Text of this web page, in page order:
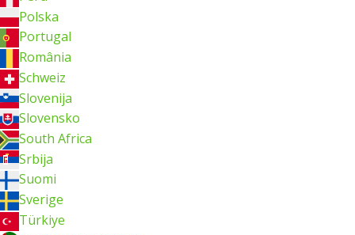
Polska
Portugal
România
Schweiz
Slovenija
Slovensko
South Africa
Srbija
Suomi
Sverige
Türkiye